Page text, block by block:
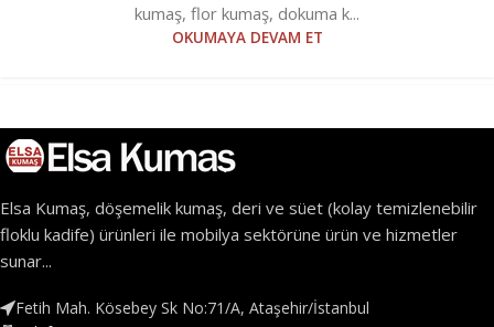
kumaş, flor kumaş, dokuma k...
OKUMAYA DEVAM ET
Elsa Kumaş, döşemelik kumaş, deri ve süet (kolay temizlenebilir
floklu kadife) ürünleri ile mobilya sektörüne ürün ve hizmetler
sunar...
Fetih Mah. Kösebey Sk No:71/A, Ataşehir/İstanbul